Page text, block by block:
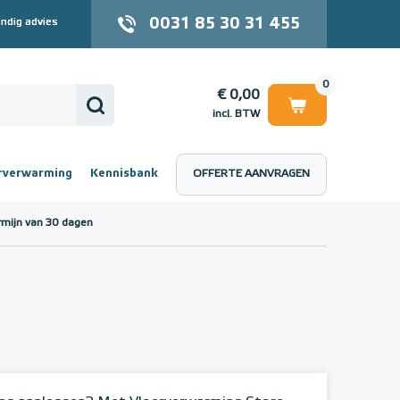
advies 0031 85 30 31 455
0
€ 0,00
incl. BTW
€ 0,00
Kennisbank OFFERTE AANVRAGEN
van 30 dagen